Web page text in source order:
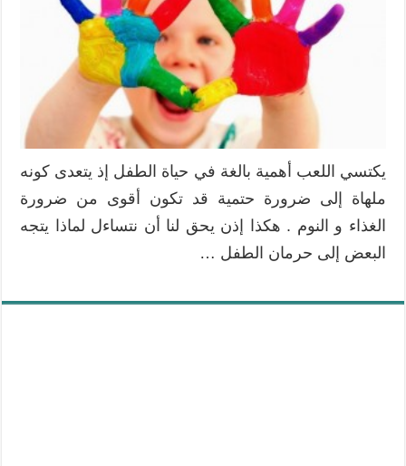
يكتسي اللعب أهمية بالغة في حياة الطفل إذ يتعدى كونه
ملهاة إلى ضرورة حتمية قد تكون أقوى من ضرورة
الغذاء و النوم . هكذا إذن يحق لنا أن نتساءل لماذا يتجه
البعض إلى حرمان الطفل …